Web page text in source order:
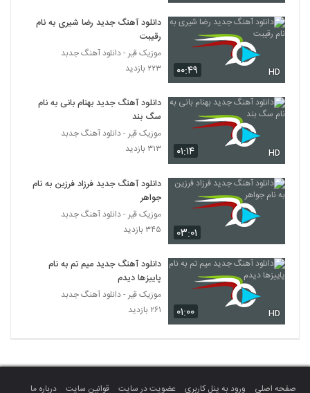
عماد آرا آهنگ برزخ
2207
۳۲۵ بازدید
2208
آرش پاکی آهنگ رویای تو
۲۶۵ بازدید
موزیک زیبای آرامش منی از علیرضا غریبی
2210
آهنگ بهراد بخشی بنام مگه آسونه
۳۴۶ بازدید
موزیک زیبای زلف از سعیدرضا ذوالفقاری
۴۳۹ بازدید
2212
دانلود آهنگ مولا علی از حسین خوش دل
۰۰:۴۹ HD
دانلود آهنگ جدید رضا شیری به نام
رقیبت
موزیک قیر - دانلود آهنگ جدبد
۲۲۳ بازدید
۰۱:۱۴ HD
دانلود آهنگ جدید بهنام بانی به نام
سگ بند
موزیک قیر - دانلود آهنگ جدبد
۳۱۳ بازدید
۰۳:۰۱
دانلود آهنگ جدید فرزاد فرزین به نام
جواهر
موزیک قیر - دانلود آهنگ جدبد
۳۴۵ بازدید
۰۱:۰۰ HD
دانلود آهنگ جدید میم تم به نام
پاییزها دیدم
موزیک قیر - دانلود آهنگ جدبد
۲۶۱ بازدید
صفحه اصلی ورود به پنل کاربری عضویت در سایت قوانین سایت درباره ما